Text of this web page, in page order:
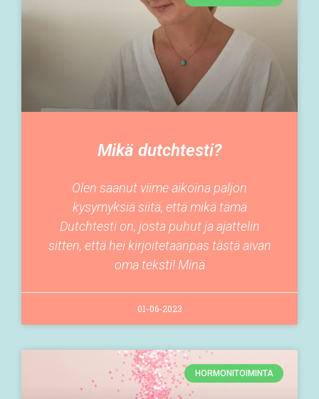
Mikä dutchtesti?
Olen saanut viime aikoina paljon
kysymyksiä siitä, että mikä tämä
Dutchtesti on, josta puhut ja ajattelin
sitten, että hei kirjoitetaanpas tästä aivan
oma teksti! Minä
01-06-2023
HORMONITOIMINTA